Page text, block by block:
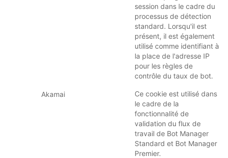
session dans le cadre du
processus de détection
standard. Lorsqu'il est
présent, il est également
utilisé comme identifiant à
la place de l'adresse IP
pour les règles de
contrôle du taux de bot.
Akamai
Ce cookie est utilisé dans
le cadre de la
fonctionnalité de
validation du flux de
travail de Bot Manager
Standard et Bot Manager
Premier.